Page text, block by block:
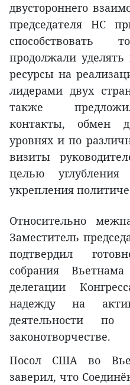
двустороннего
председателя НС
продолжали
ресурсы на
лидерами двух
также
контакты, обмен
уровнях и по
визиты
целью
укрепления
Относительно
Заместитель
подтвердил
собрания
делегации
надежду на
деятельности
законотворчестве.
Посол США во
заверил, что